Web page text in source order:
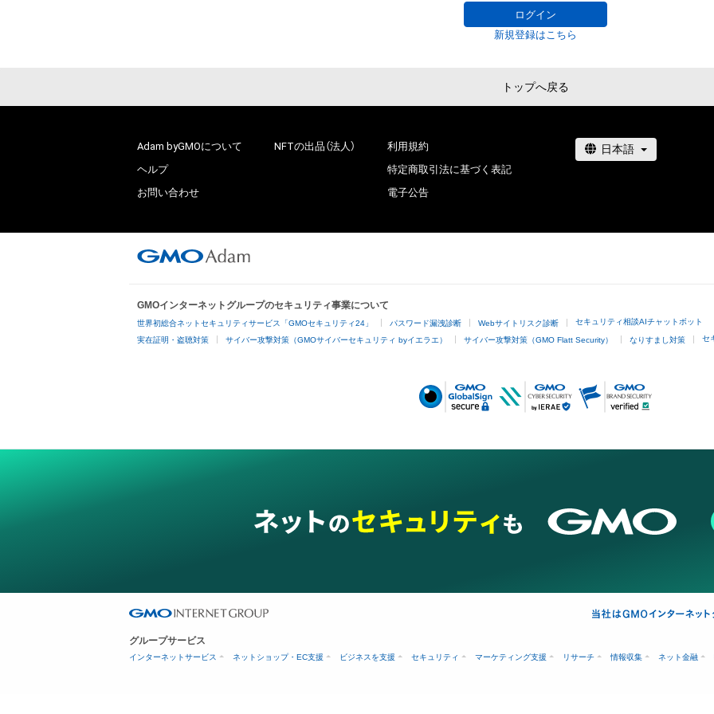
ログイン
新規登録はこちら
トップへ戻る
Adam byGMOについて
ヘルプ
お問い合わせ
NFTの出品（法人）
利用規約
特定商取引法に基づく表記
電子公告
GMOインターネットグループのセキュリティ事業について
世界初総合ネットセキュリティサービス「GMOセキュリティ24」 パスワード漏洩診断 Webサイトリスク診断 セキュリティ相談AIチャットボット
実在証明・盗聴対策 サイバー攻撃対策（GMOサイバーセキュリティ byイエラエ） サイバー攻撃対策（GMO Flatt Security） なりすまし対策 セ
グループサービス
インターネットサービス ネットショップ・EC支援 ビジネスを支援 セキュリティ マーケティング支援 リサーチ 情報収集 ネット金融